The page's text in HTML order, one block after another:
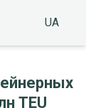
UA
TEU